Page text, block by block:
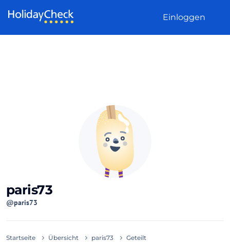
Einloggen
paris73
@paris73
Startseite Übersicht paris73 Geteilt